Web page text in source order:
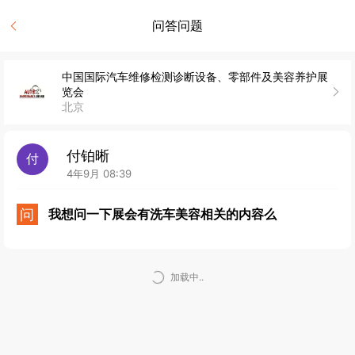
问答问题
中国国际汽车维修检测诊断设备、零部件及美容养护展
览会
北京
付 付铂晰
4年9月 08:39
问 我想问一下展会有洗车美容相关的内容么
加载中..